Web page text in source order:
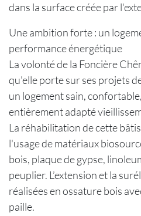
dans la surface créée par
Une ambition forte : un
performance énergétique
La volonté de la Foncière
qu'elle porte sur ses projets
un logement sain,
entièrement adapté
La réhabilitation de cette
l'usage de matériaux
bois, plaque de gypse,
peuplier. L’extension et la
réalisées en ossature bois
paille.